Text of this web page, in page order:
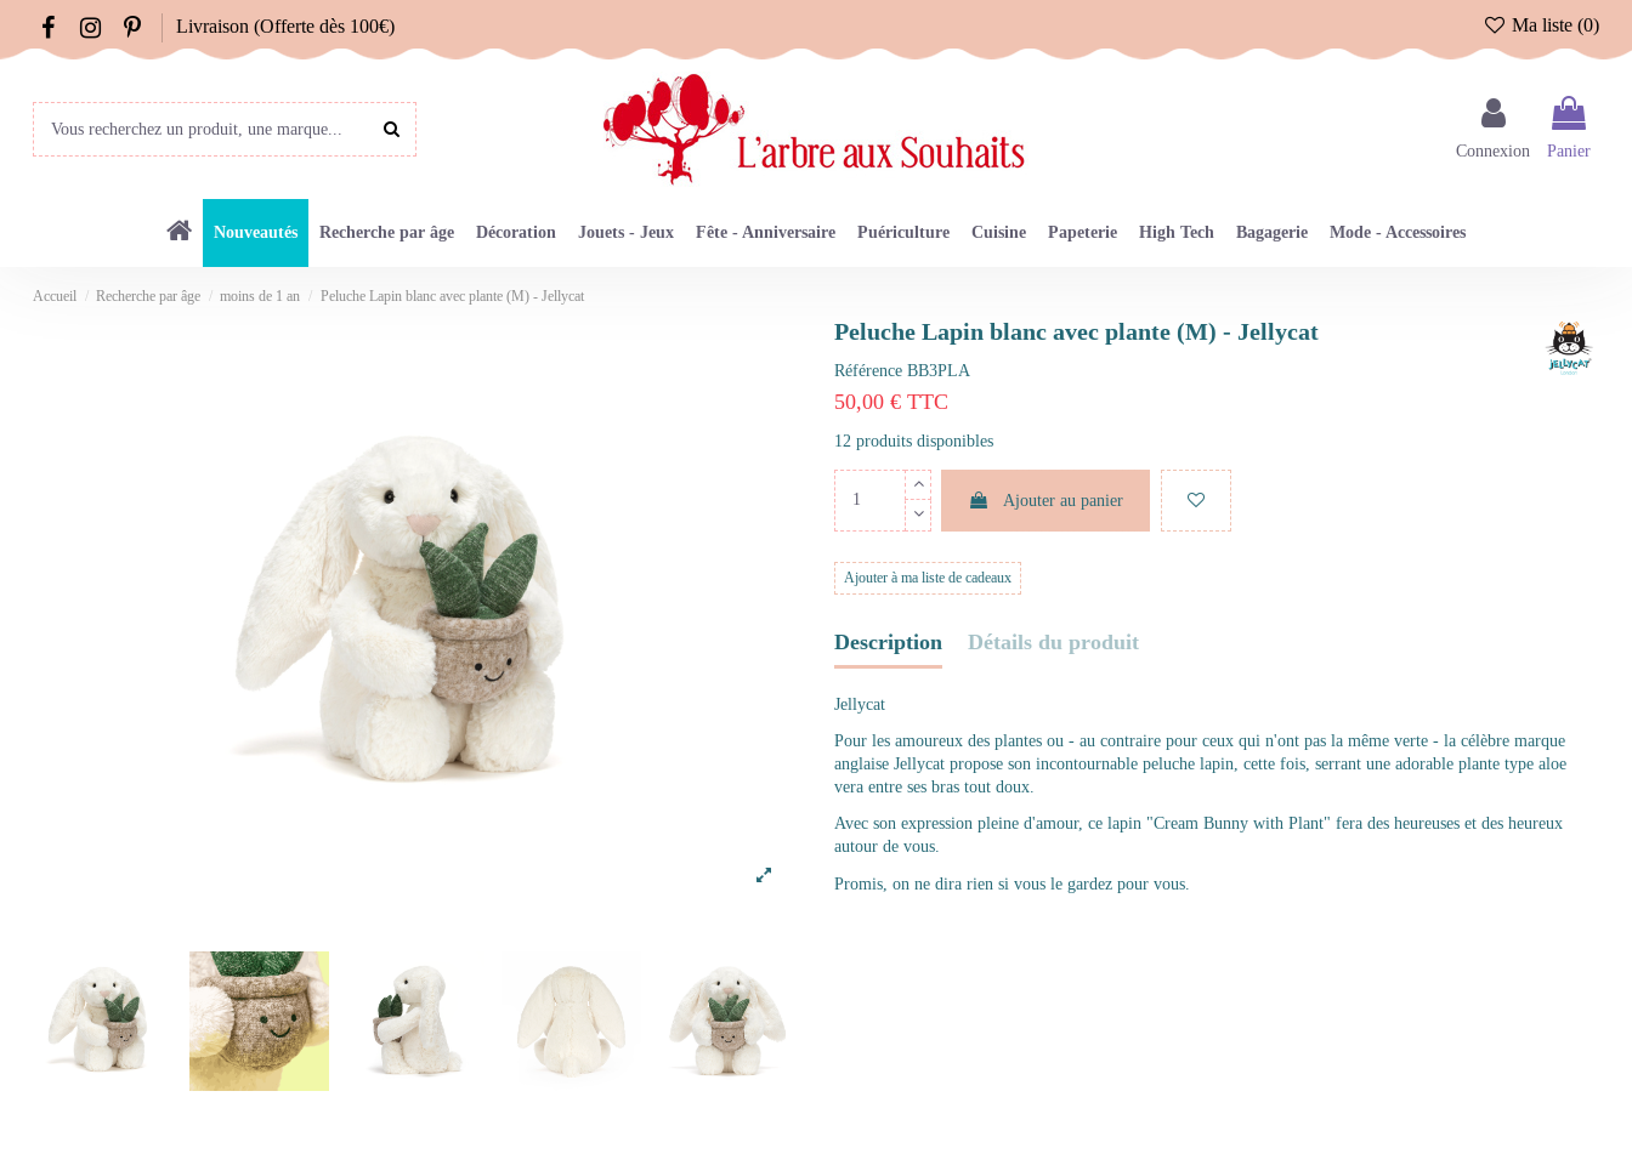
Livraison (Offerte dès 100€) Ma liste (0)
Connexion Panier
Nouveautés Recherche par âge Décoration Jouets - Jeux Fête - Anniversaire Puériculture Cuisine Papeterie High Tech Bagagerie Mode - Accessoires
Accueil Recherche par âge moins de 1 an Peluche Lapin blanc avec plante (M) - Jellycat
Peluche Lapin blanc avec plante (M) - Jellycat
Référence BB3PLA
50,00 € TTC
12 produits disponibles
Ajouter au panier
Ajouter à ma liste de cadeaux
Description Détails du produit
Jellycat
Pour les amoureux des plantes ou - au contraire pour ceux qui n'ont pas la même verte - la célèbre marque
anglaise Jellycat propose son incontournable peluche lapin, cette fois, serrant une adorable plante type aloe
vera entre ses bras tout doux.
Avec son expression pleine d'amour, ce lapin "Cream Bunny with Plant" fera des heureuses et des heureux
autour de vous.
Promis, on ne dira rien si vous le gardez pour vous.